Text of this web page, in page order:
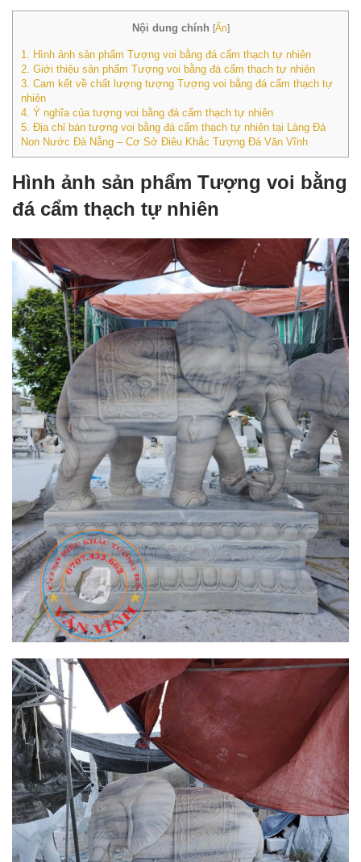
Nội dung chính [Ẩn]
1.
Hình ảnh sản phẩm Tượng voi bằng đá cẩm thạch tự nhiên
2. Giới thiệu sản phẩm Tượng voi bằng đá cẩm thạch tự nhiên
3. Cam kết về chất lượng tượng Tượng voi bằng đá cẩm thạch tự
nhiên
4. Ý nghĩa của tượng voi bằng đá cẩm thạch tự nhiên
5. Địa chỉ bán tượng voi bằng đá cẩm thạch tự nhiên tại Làng Đá
Non Nước Đà Nẵng – Cơ Sở Điêu Khắc Tượng Đá Văn Vĩnh
Hình ảnh sản phẩm Tượng voi bằng
đá cẩm thạch tự nhiên